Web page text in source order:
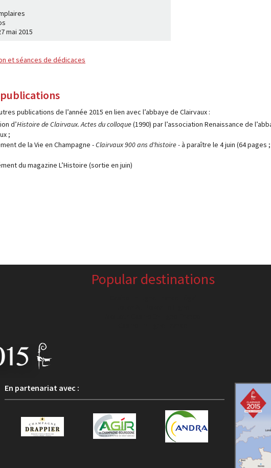
mai 2015
et séances de dédicaces
publications de l’année 2015 en lien avec l’abbaye de Clairvaux :
d’Histoire de Clairvaux. Actes du colloque(1990) par l’association Renaissance de
;
de la Vie en Champagne -Clairvaux 900 ans d'histoire -à paraître le 4 juin (64 pages
du magazine L’Histoire (sortie en juin)
Popular destinations
En partenariat avec :